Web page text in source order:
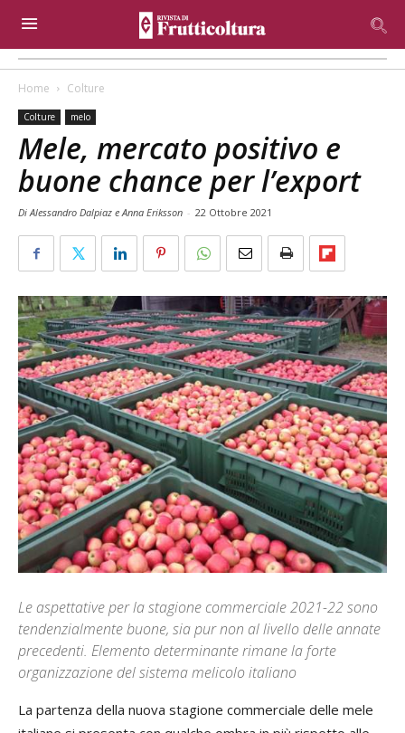
Home Colture
Colture melo
Mele, mercato positivo e
buone chance per l’export
Di Alessandro Dalpiaz e Anna Eriksson - 22 Ottobre 2021
Le aspettative per la stagione commerciale 2021-22 sono
tendenzialmente buone, sia pur non al livello delle annate
precedenti. Elemento determinante rimane la forte
organizzazione del sistema melicolo italiano
La partenza della nuova stagione commerciale delle mele